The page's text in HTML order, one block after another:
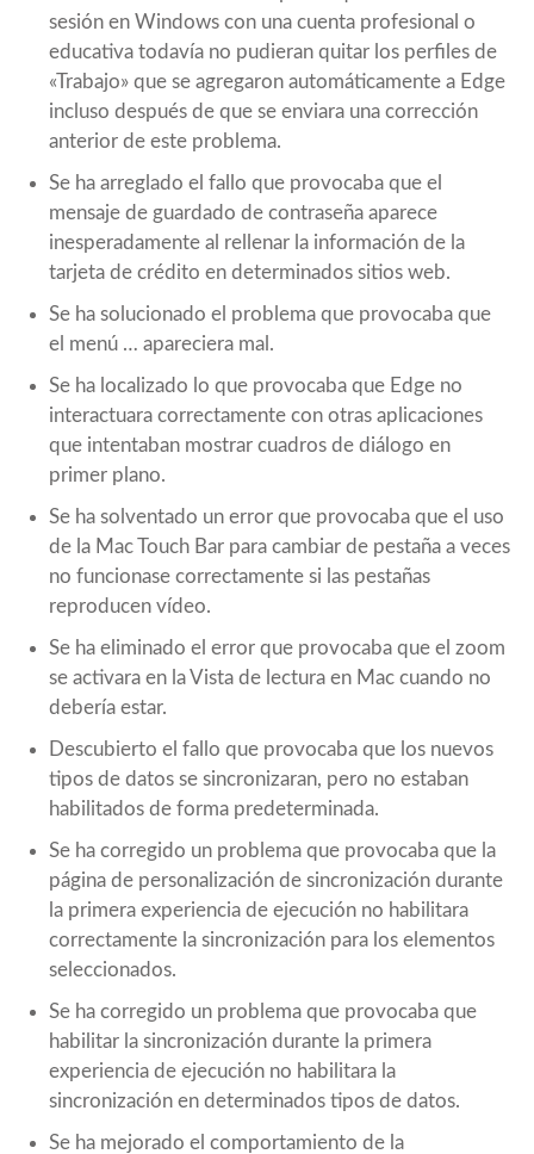
sesión en Windows con una cuenta profesional o
educativa todavía no pudieran quitar los perfiles de
«Trabajo» que se agregaron automáticamente a Edge
incluso después de que se enviara una corrección
anterior de este problema.
Se ha arreglado el fallo que provocaba que el
mensaje de guardado de contraseña aparece
inesperadamente al rellenar la información de la
tarjeta de crédito en determinados sitios web.
Se ha solucionado el problema que provocaba que
el menú … apareciera mal.
Se ha localizado lo que provocaba que Edge no
interactuara correctamente con otras aplicaciones
que intentaban mostrar cuadros de diálogo en
primer plano.
Se ha solventado un error que provocaba que el uso
de la Mac Touch Bar para cambiar de pestaña a veces
no funcionase correctamente si las pestañas
reproducen vídeo.
Se ha eliminado el error que provocaba que el zoom
se activara en la Vista de lectura en Mac cuando no
debería estar.
Descubierto el fallo que provocaba que los nuevos
tipos de datos se sincronizaran, pero no estaban
habilitados de forma predeterminada.
Se ha corregido un problema que provocaba que la
página de personalización de sincronización durante
la primera experiencia de ejecución no habilitara
correctamente la sincronización para los elementos
seleccionados.
Se ha corregido un problema que provocaba que
habilitar la sincronización durante la primera
experiencia de ejecución no habilitara la
sincronización en determinados tipos de datos.
Se ha mejorado el comportamiento de la